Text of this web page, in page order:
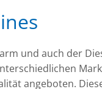
und auch der
angeboten.